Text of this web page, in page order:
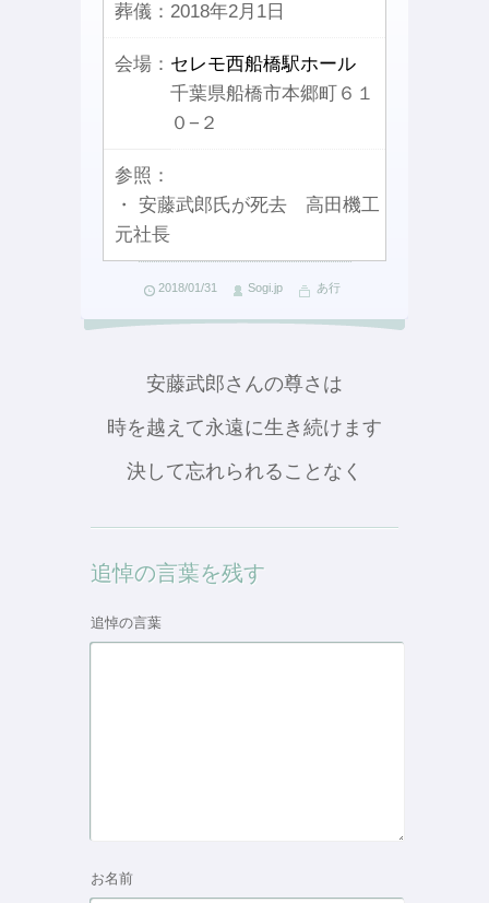
葬儀： 2018年2月1日
会場： セレモ西船橋駅ホール
千葉県船橋市本郷町６１
０−２
参照：
・ 安藤武郎氏が死去 高田機工
元社長
2018/01/31 Sogi.jp あ行
安藤武郎さんの尊さは
時を越えて永遠に生き続けます
決して忘れられることなく
追悼の言葉を残す
追悼の言葉
お名前